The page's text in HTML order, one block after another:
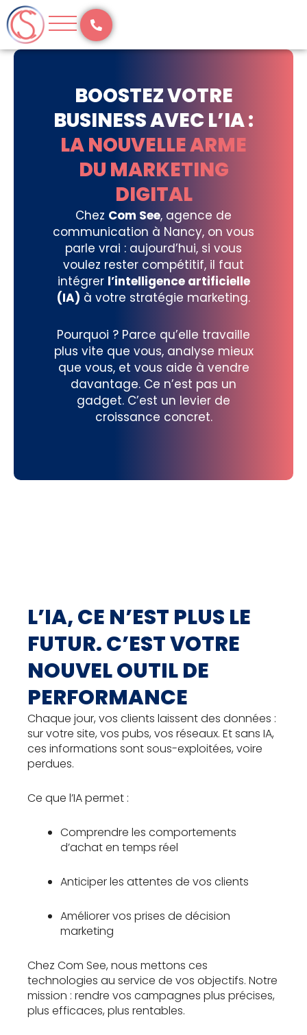
Aller
au
contenu
BOOSTEZ VOTRE
BUSINESS AVEC L’IA :
LA NOUVELLE ARME
DU MARKETING
DIGITAL
Chez Com See, agence de
communication à Nancy, on vous
parle vrai : aujourd’hui, si vous
voulez rester compétitif, il faut
intégrer l’intelligence artificielle
(IA) à votre stratégie marketing.
Pourquoi ? Parce qu’elle travaille
plus vite que vous, analyse mieux
que vous, et vous aide à vendre
davantage. Ce n’est pas un
gadget. C’est un levier de
croissance concret.
L’IA, CE N’EST PLUS LE
FUTUR. C’EST VOTRE
NOUVEL OUTIL DE
PERFORMANCE
Chaque jour, vos clients laissent des données :
sur votre site, vos pubs, vos réseaux. Et sans IA,
ces informations sont sous-exploitées, voire
perdues.
Ce que l’IA permet :
Comprendre les comportements
d’achat en temps réel
Anticiper les attentes de vos clients
Améliorer vos prises de décision
marketing
Chez Com See, nous mettons ces
technologies au service de vos objectifs. Notre
mission : rendre vos campagnes plus précises,
plus efficaces, plus rentables.